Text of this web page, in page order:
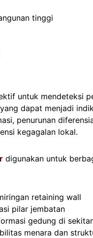
tinggi
untuk mendeteksi
dapat menjadi
penurunan
kegagalan lokal.
digunakan untuk
retaining wall
pilar jembatan
gedung di
menara dan